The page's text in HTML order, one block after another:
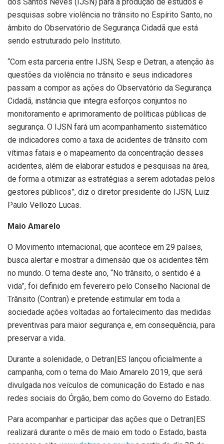
pesquisas sobre violência no trânsito no Espírito Santo, no
âmbito do Observatório de Segurança Cidadã que está
sendo estruturado pelo Instituto.
“Com esta parceria entre IJSN, Sesp e Detran, a atenção às
questões da violência no trânsito e seus indicadores
passam a compor as ações do Observatório da Segurança
Cidadã, instância que integra esforços conjuntos no
monitoramento e aprimoramento de políticas públicas de
segurança. O IJSN fará um acompanhamento sistemático
de indicadores como a taxa de acidentes de trânsito com
vítimas fatais e o mapeamento da concentração desses
acidentes, além de elaborar estudos e pesquisas na área,
de forma a otimizar as estratégias a serem adotadas pelos
gestores públicos”, diz o diretor presidente do IJSN, Luiz
Paulo Vellozo Lucas.
Maio Amarelo
O Movimento internacional, que acontece em 29 países,
busca alertar e mostrar a dimensão que os acidentes têm
no mundo. O tema deste ano, “No trânsito, o sentido é a
vida”, foi definido em fevereiro pelo Conselho Nacional de
Trânsito (Contran) e pretende estimular em toda a
sociedade ações voltadas ao fortalecimento das medidas
preventivas para maior segurança e, em consequência, para
preservar a vida.
Durante a solenidade, o Detran|ES lançou oficialmente a
campanha, com o tema do Maio Amarelo 2019, que será
divulgada nos veículos de comunicação do Estado e nas
redes sociais do Órgão, bem como do Governo do Estado.
Para acompanhar e participar das ações que o Detran|ES
realizará durante o mês de maio em todo o Estado, basta